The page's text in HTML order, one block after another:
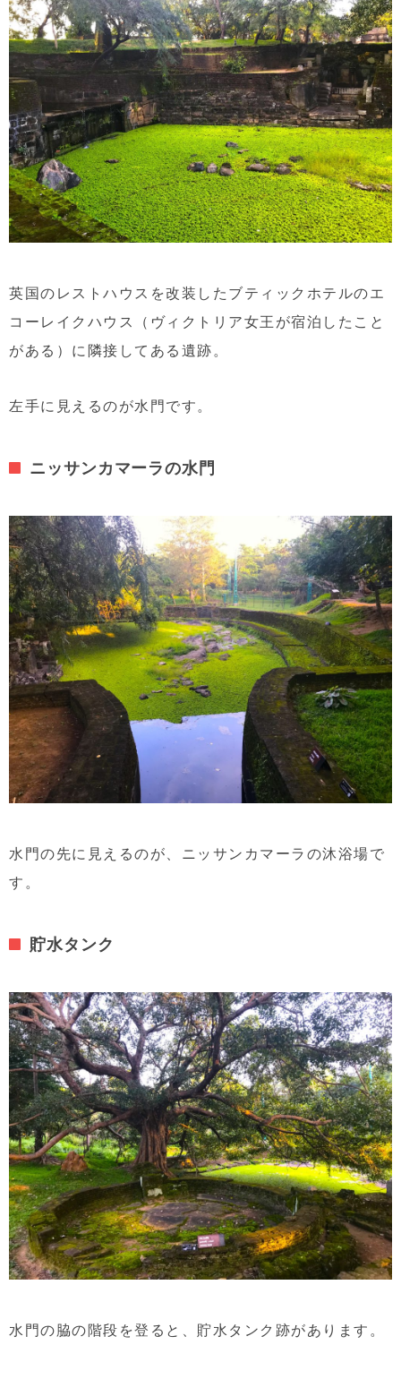
英国のレストハウスを改装したブティックホテルのエ
コーレイクハウス（ヴィクトリア女王が宿泊したこと
がある）に隣接してある遺跡。
左手に見えるのが水門です。
ニッサンカマーラの水門
水門の先に見えるのが、ニッサンカマーラの沐浴場で
す。
貯水タンク
水門の脇の階段を登ると、貯水タンク跡があります。